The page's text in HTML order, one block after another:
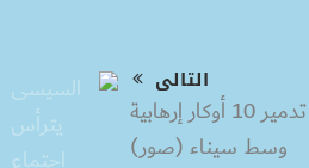
التالى
«المتحدث العسكري» : تدمير 10 أوكار إرهابية
وسط سيناء (صور)